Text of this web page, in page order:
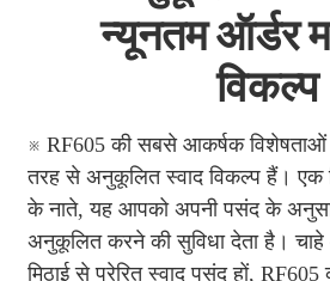
न्यूनतम ऑर्डर
विकल्प
※ RF605 की सबसे आकर्षक
तरह से अनुकूलित स्वाद विकल्प हैं। एक
के नाते, यह आपको अपनी पसंद के
अनुकूलित करने की सुविधा देता है।
मिठाई से प्रेरित स्वाद पसंद हों,